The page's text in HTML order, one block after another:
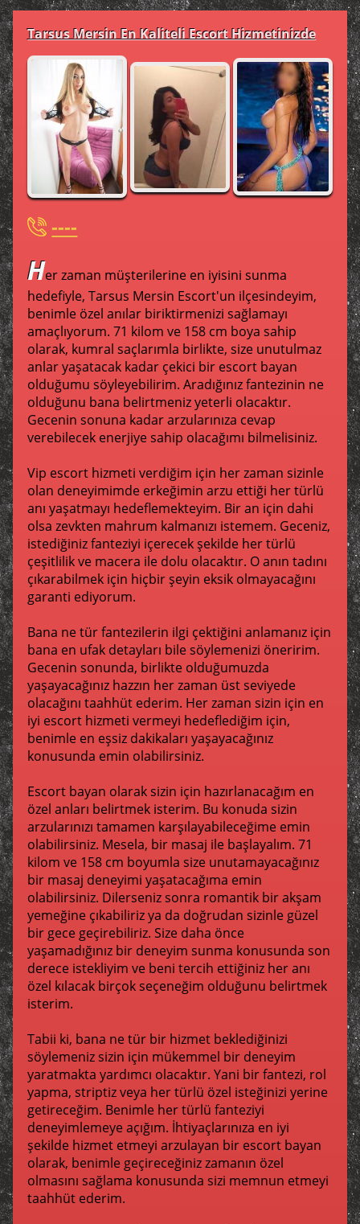
Tarsus Mersin En Kaliteli Escort Hizmetinizde
----
Her zaman müşterilerine en iyisini sunma
hedefiyle, Tarsus Mersin Escort'un ilçesindeyim,
benimle özel anılar biriktirmenizi sağlamayı
amaçlıyorum. 71 kilom ve 158 cm boya sahip
olarak, kumral saçlarımla birlikte, size unutulmaz
anlar yaşatacak kadar çekici bir escort bayan
olduğumu söyleyebilirim. Aradığınız fantezinin ne
olduğunu bana belirtmeniz yeterli olacaktır.
Gecenin sonuna kadar arzularınıza cevap
verebilecek enerjiye sahip olacağımı bilmelisiniz.
Vip escort hizmeti verdiğim için her zaman sizinle
olan deneyimimde erkeğimin arzu ettiği her türlü
anı yaşatmayı hedeflemekteyim. Bir an için dahi
olsa zevkten mahrum kalmanızı istemem. Geceniz,
istediğiniz fanteziyi içerecek şekilde her türlü
çeşitlilik ve macera ile dolu olacaktır. O anın tadını
çıkarabilmek için hiçbir şeyin eksik olmayacağını
garanti ediyorum.
Bana ne tür fantezilerin ilgi çektiğini anlamanız için
bana en ufak detayları bile söylemenizi öneririm.
Gecenin sonunda, birlikte olduğumuzda
yaşayacağınız hazzın her zaman üst seviyede
olacağını taahhüt ederim. Her zaman sizin için en
iyi escort hizmeti vermeyi hedeflediğim için,
benimle en eşsiz dakikaları yaşayacağınız
konusunda emin olabilirsiniz.
Escort bayan olarak sizin için hazırlanacağım en
özel anları belirtmek isterim. Bu konuda sizin
arzularınızı tamamen karşılayabileceğime emin
olabilirsiniz. Mesela, bir masaj ile başlayalım. 71
kilom ve 158 cm boyumla size unutamayacağınız
bir masaj deneyimi yaşatacağıma emin
olabilirsiniz. Dilerseniz sonra romantik bir akşam
yemeğine çıkabiliriz ya da doğrudan sizinle güzel
bir gece geçirebiliriz. Size daha önce
yaşamadığınız bir deneyim sunma konusunda son
derece istekliyim ve beni tercih ettiğiniz her anı
özel kılacak birçok seçeneğim olduğunu belirtmek
isterim.
Tabii ki, bana ne tür bir hizmet beklediğinizi
söylemeniz sizin için mükemmel bir deneyim
yaratmakta yardımcı olacaktır. Yani bir fantezi, rol
yapma, striptiz veya her türlü özel isteğinizi yerine
getireceğim. Benimle her türlü fanteziyi
deneyimlemeye açığım. İhtiyaçlarınıza en iyi
şekilde hizmet etmeyi arzulayan bir escort bayan
olarak, benimle geçireceğiniz zamanın özel
olmasını sağlama konusunda sizi memnun etmeyi
taahhüt ederim.